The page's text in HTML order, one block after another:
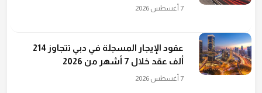
7 أغسطس 2026
عقود الإيجار المسجلة في دبي تتجاوز 214
ألف عقد خلال 7 أشهر من 2026
7 أغسطس 2026